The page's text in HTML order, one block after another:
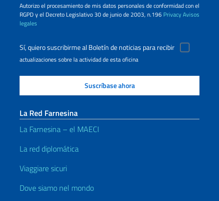
Autorizo ​​el procesamiento de mis datos personales de conformidad con el
RGPD y el Decreto Legislativo 30 de junio de 2003, n.196 PrivacyAvisos
legales
Sí, quiero suscribirme al Boletín de noticias para recibir
actualizaciones sobre la actividad de esta oficina
La Red Farnesina
La Farnesina – el MAECI
La red diplomática
Viaggiare sicuri
Dove siamo nel mondo